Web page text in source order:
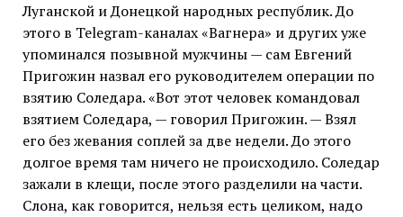
Луганской и Донецкой народных республик. До
этого в Telegram-каналах «Вагнера» и других уже
упоминался позывной мужчины — сам Евгений
Пригожин назвал его руководителем операции по
взятию Соледара. «Вот этот человек командовал
взятием Соледара, — говорил Пригожин. — Взял
его без жевания соплей за две недели. До этого
долгое время там ничего не происходило. Соледар
зажали в клещи, после этого разделили на части.
Слона, как говорится, нельзя есть целиком, надо